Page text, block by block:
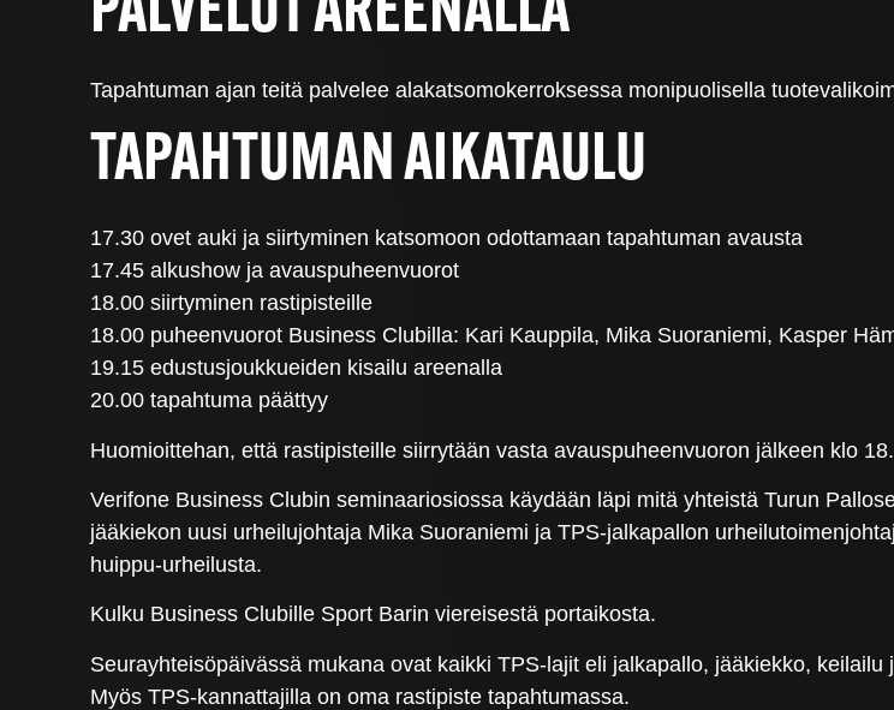
PALVELUT AREENALLA
Tapahtuman ajan teitä palvelee alakatsomokerroksessa monipuolisella
TAPAHTUMAN AIKATAULU
17.30 ovet auki ja siirtyminen katsomoon odottamaan tapahtuman avausta
17.45 alkushow ja avauspuheenvuorot
18.00 siirtyminen rastipisteille
18.00 puheenvuorot Business Clubilla: Kari Kauppila, Mika Suoraniemi, Kasper
19.15 edustusjoukkueiden kisailu areenalla
20.00 tapahtuma päättyy
Huomioittehan, että rastipisteille siirrytään vasta avauspuheenvuoron jälkeen klo
Verifone Business Clubin seminaariosiossa käydään läpi mitä yhteistä Turun
jääkiekon uusi urheilujohtaja Mika Suoraniemi ja TPS-jalkapallon
huippu-urheilusta.
Kulku Business Clubille Sport Barin viereisestä portaikosta.
Seurayhteisöpäivässä mukana ovat kaikki TPS-lajit eli jalkapallo, jääkiekko,
Myös TPS-kannattajilla on oma rastipiste tapahtumassa.